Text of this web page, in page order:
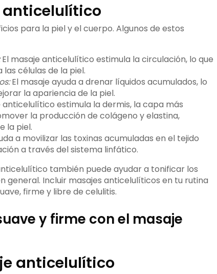
anticelulítico
para la piel y el cuerpo. Algunos de estos
El masaje anticelulítico estimula la circulación, lo que
células de la piel.
El masaje ayuda a drenar líquidos acumulados, lo
la apariencia de la piel.
anticelulítico estimula la dermis, la capa más
la producción de colágeno y elastina,
la piel.
a movilizar las toxinas acumuladas en el tejido
a través del sistema linfático.
también puede ayudar a tonificar los
general. Incluir masajes anticelulíticos en tu rutina
firme y libre de celulitis.
y firme con el masaje
anticelulítico